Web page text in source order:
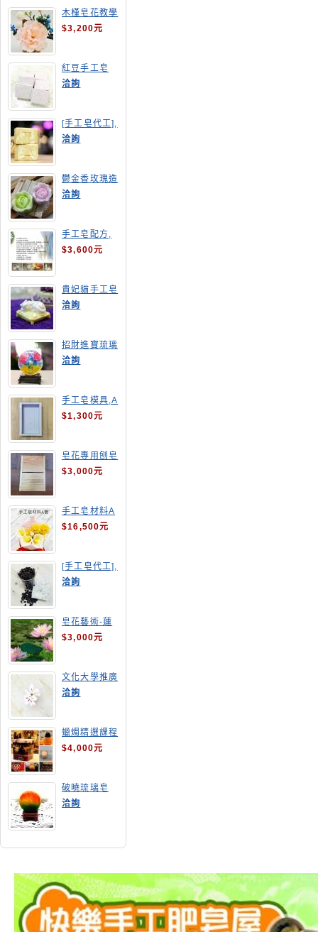
木槿皂花教學
$3,200元
紅豆手工皂
洽詢
[手工皂代工],
羊奶皂
洽詢
鬱金香玫瑰造
型手工皂
洽詢
手工皂配方,
手工皂教學
$3,600元
貴妃貓手工皂
洽詢
招財進寶琉璃
手工皂
洽詢
手工皂模具,A
4渲染盤
$1,300元
皂花專用刨皂
器
$3,000元
手工皂材料A
套
$16,500元
[手工皂代工],
釋迦手工皂
洽詢
皂花藝術-蓮
花
$3,000元
文化大學推廣
部高雄分部手
工皂教學
洽詢
蠟燭精選課程
$4,000元
破曉琉璃皂
洽詢